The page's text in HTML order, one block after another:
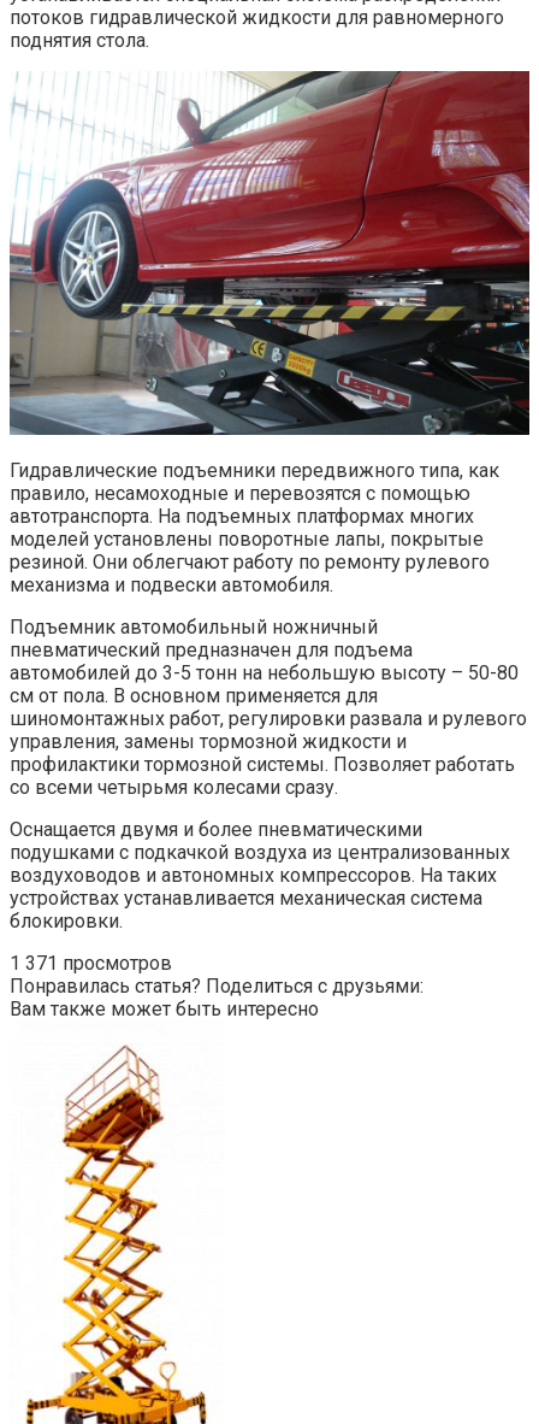
потоков гидравлической жидкости для равномерного
поднятия стола.
Гидравлические подъемники передвижного типа, как
правило, несамоходные и перевозятся с помощью
автотранспорта. На подъемных платформах многих
моделей установлены поворотные лапы, покрытые
резиной. Они облегчают работу по ремонту рулевого
механизма и подвески автомобиля.
Подъемник автомобильный ножничный
пневматический предназначен для подъема
автомобилей до 3-5 тонн на небольшую высоту – 50-80
см от пола. В основном применяется для
шиномонтажных работ, регулировки развала и рулевого
управления, замены тормозной жидкости и
профилактики тормозной системы. Позволяет работать
со всеми четырьмя колесами сразу.
Оснащается двумя и более пневматическими
подушками с подкачкой воздуха из централизованных
воздуховодов и автономных компрессоров. На таких
устройствах устанавливается механическая система
блокировки.
1 371 просмотров
Понравилась статья? Поделиться с друзьями:
Вам также может быть интересно